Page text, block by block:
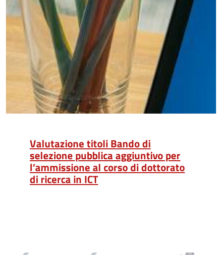
Valutazione titoli Bando di
selezione pubblica aggiuntivo per
l’ammissione al corso di dottorato
di ricerca in ICT